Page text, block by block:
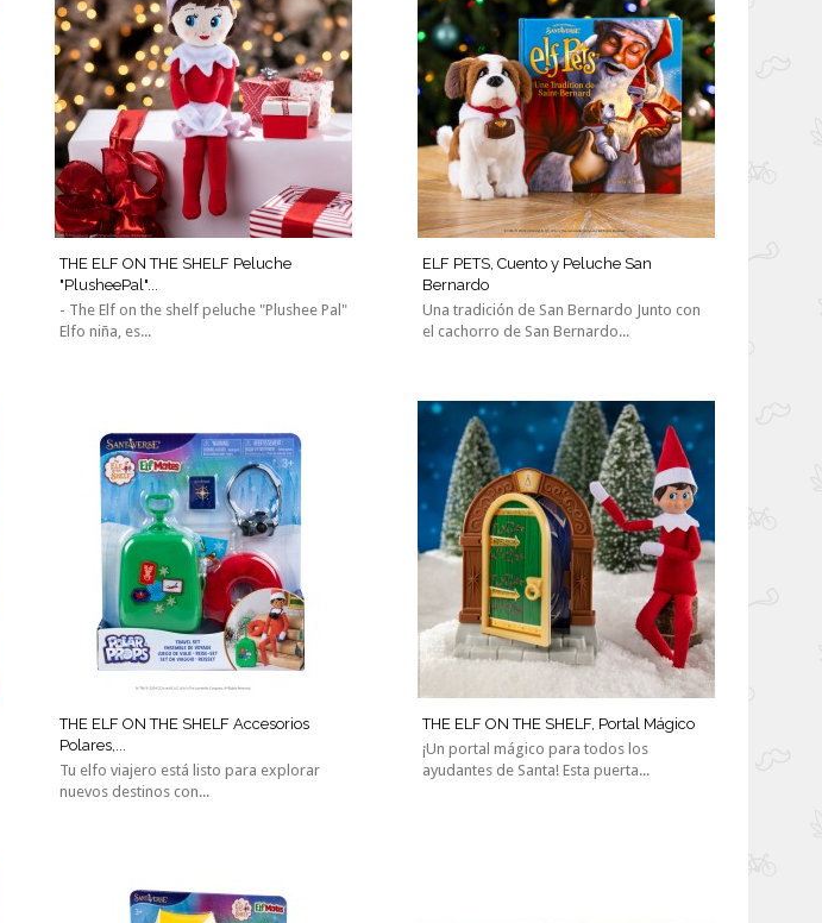
THE ELF ON THE SHELF Peluche
"PlusheePal"...
- The Elf on the shelf peluche "Plushee Pal"
Elfo niña, es...
ELF PETS, Cuento y Peluche San
Bernardo
Una tradición de San Bernardo Junto con
el cachorro de San Bernardo...
THE ELF ON THE SHELF Accesorios
Polares,...
Tu elfo viajero está listo para explorar
nuevos destinos con...
THE ELF ON THE SHELF, Portal Mágico
¡Un portal mágico para todos los
ayudantes de Santa! Esta puerta...